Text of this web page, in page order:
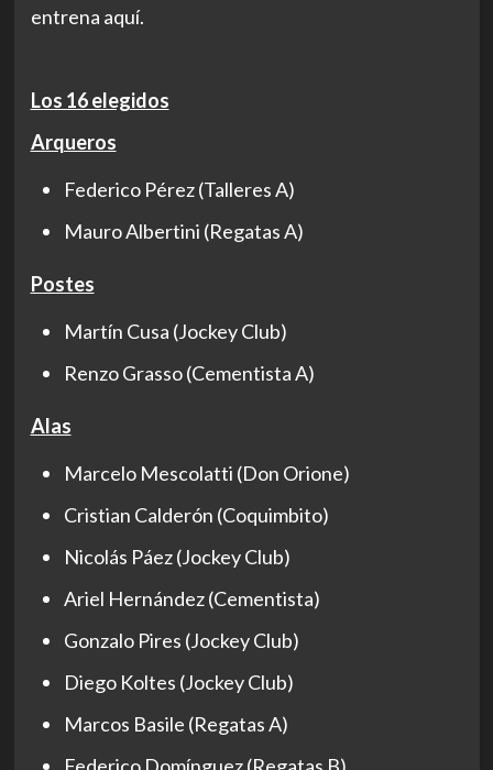
entrena aquí.
Los 16 elegidos
Arqueros
Federico Pérez (Talleres A)
Mauro Albertini (Regatas A)
Postes
Martín Cusa (Jockey Club)
Renzo Grasso (Cementista A)
Alas
Marcelo Mescolatti (Don Orione)
Cristian Calderón (Coquimbito)
Nicolás Páez (Jockey Club)
Ariel Hernández (Cementista)
Gonzalo Pires (Jockey Club)
Diego Koltes (Jockey Club)
Marcos Basile (Regatas A)